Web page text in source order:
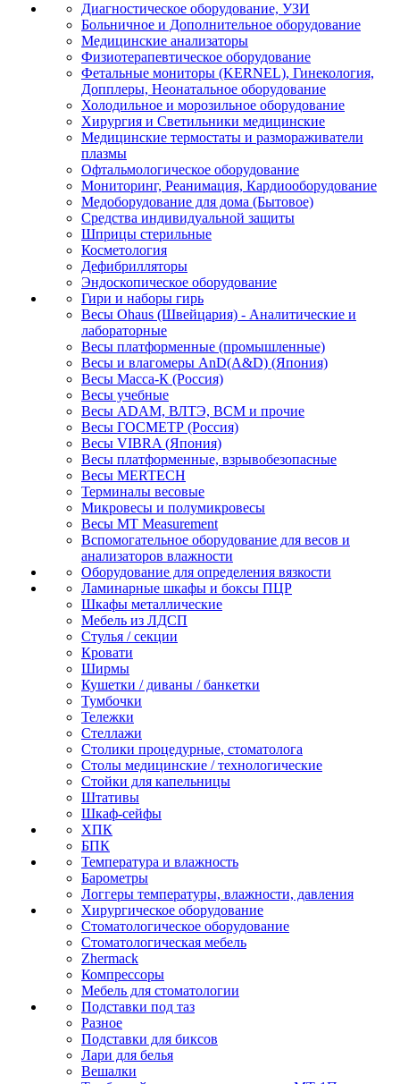
Диагностическое оборудование, УЗИ
Больничное и Дополнительное оборудование
Медицинские анализаторы
Физиотерапевтическое оборудование
Фетальные мониторы (KERNEL), Гинекология,
Допплеры, Неонатальное оборудование
Холодильное и морозильное оборудование
Хирургия и Светильники медицинские
Медицинские термостаты и размораживатели
плазмы
Офтальмологическое оборудование
Мониторинг, Реанимация, Кардиооборудование
Медоборудование для дома (Бытовое)
Средства индивидуальной защиты
Шприцы стерильные
Косметология
Дефибрилляторы
Эндоскопическое оборудование
Гири и наборы гирь
Весы Ohaus (Швейцария) - Аналитические и
лабораторные
Весы платформенные (промышленные)
Весы и влагомеры AnD(A&D) (Япония)
Весы Масса-К (Россия)
Весы учебные
Весы ADAM, ВЛТЭ, BCM и прочие
Весы ГОСМЕТР (Россия)
Весы VIBRA (Япония)
Весы платформенные, взрывобезопасные
Весы MERTECH
Терминалы весовые
Микровесы и полумикровесы
Весы MT Measurement
Вспомогательное оборудование для весов и
анализаторов влажности
Оборудование для определения вязкости
Ламинарные шкафы и боксы ПЦР
Шкафы металлические
Мебель из ЛДСП
Стулья / секции
Кровати
Ширмы
Кушетки / диваны / банкетки
Тумбочки
Тележки
Стеллажи
Столики процедурные, стоматолога
Столы медицинские / технологические
Стойки для капельницы
Штативы
Шкаф-сейфы
ХПК
БПК
Температура и влажность
Барометры
Логгеры температуры, влажности, давления
Хирургическое оборудование
Стоматологическое оборудование
Стоматологическая мебель
Zhermack
Компрессоры
Мебель для стоматологии
Подставки под таз
Разное
Подставки для биксов
Лари для белья
Вешалки